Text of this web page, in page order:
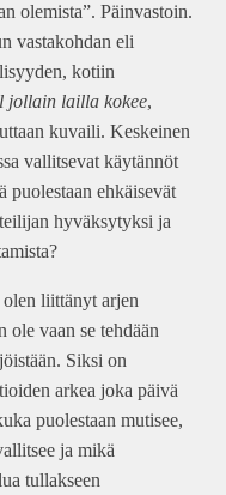
olemista”. Päinvastoin.
vastakohdan eli
kotiin
jollain lailla kokee,
kuvaili. Keskeinen
vallitsevat käytännöt
puolestaan ehkäisevät
hyväksytyksi ja
liittänyt arjen
ole vaan se tehdään
Siksi on
arkea joka päivä
puolestaan mutisee,
ja mikä
tullakseen